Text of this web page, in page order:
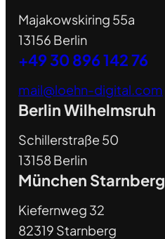
Majakowskiring 55a
13156 Berlin
+49 30 896 142 76
mail@loehn-digital.com
Berlin Wilhelmsruh
Schillerstraße 50
13158 Berlin
München Starnberg
Kiefernweg 32
82319 Starnberg